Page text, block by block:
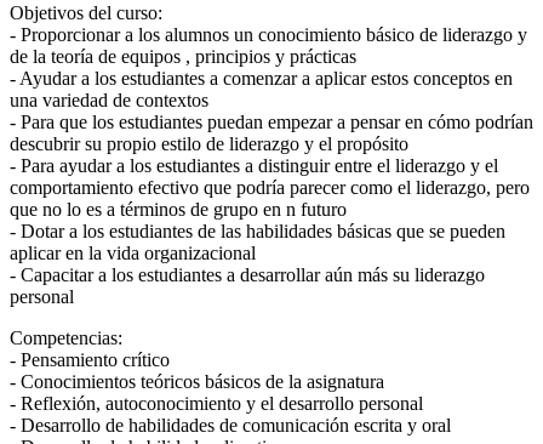
Objetivos del curso:
- Proporcionar a los alumnos un conocimiento básico de liderazgo y
de la teoría de equipos , principios y prácticas
- Ayudar a los estudiantes a comenzar a aplicar estos conceptos en
una variedad de contextos
- Para que los estudiantes puedan empezar a pensar en cómo podrían
descubrir su propio estilo de liderazgo y el propósito
- Para ayudar a los estudiantes a distinguir entre el liderazgo y el
comportamiento efectivo que podría parecer como el liderazgo, pero
que no lo es a términos de grupo en n futuro
- Dotar a los estudiantes de las habilidades básicas que se pueden
aplicar en la vida organizacional
- Capacitar a los estudiantes a desarrollar aún más su liderazgo
personal
Competencias:
- Pensamiento crítico
- Conocimientos teóricos básicos de la asignatura
- Reflexión, autoconocimiento y el desarrollo personal
- Desarrollo de habilidades de comunicación escrita y oral